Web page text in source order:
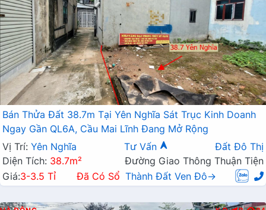
Bán Thửa Đất 38.7m Tại Yên Nghĩa Sát Trục Kinh Doanh
Ngay Gần QL6A, Cầu Mai Lĩnh Đang Mở Rộng
Vị Trí: Yên Nghĩa Tư Vấn
Đất Đô Thị
Diện Tích: 38.7m²
Đường Giao Thông Thuận Tiện
Giá:3-3.5 Tỉ Đã Có Sổ Thành Đất Ven Đô→